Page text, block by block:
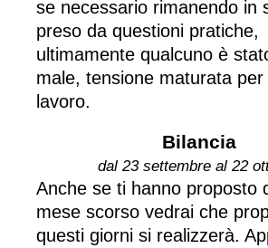
se necessario rimanendo in
preso da questioni pratiche,
ultimamente qualcuno è
male, tensione maturata per
lavoro.
Bilancia
dal 23 settembre al 22
Anche se ti hanno proposto
mese scorso vedrai che
questi giorni si realizzerà.